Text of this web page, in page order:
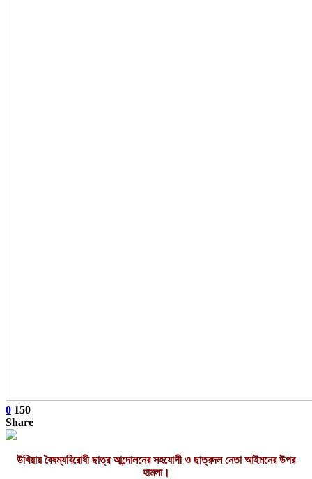
0 150
Share
উখিয়ায় বৈষম্যবিরোধী ছাত্র আন্দোলনের সহযোগী ও ছাত্রদল নেতা আইমনের উপর
হামলা।